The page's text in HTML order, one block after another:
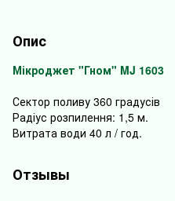
Опис
Мікроджет "Гном" MJ 1603
Сектор поливу 360 градусів
Радіус розпилення: 1,5 м.
Витрата води 40 л / год.
Отзывы